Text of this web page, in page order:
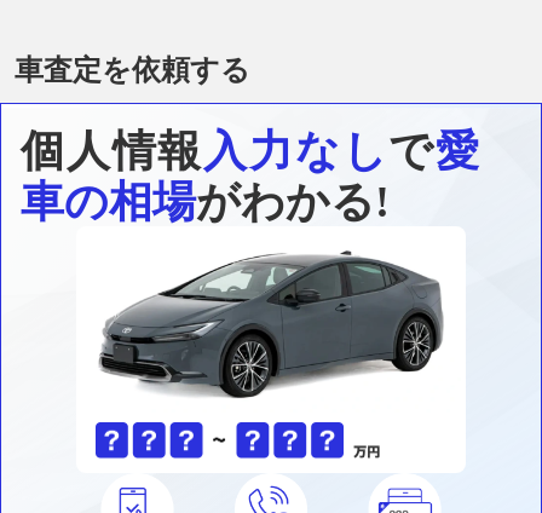
車査定を依頼する
個人情報 入力なしで愛
車の相場がわかる!